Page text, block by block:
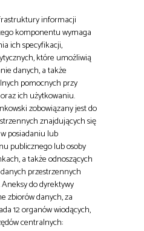
informacji
komponentu wymaga
ich specyfikacji,
które umożliwią
danych, a także
pomocnych przy
ich użytkowaniu.
zobowiązany jest do
znajdujących się
posiadaniu lub
publicznego lub osoby
a także odnoszących
przestrzennych
do dyrektywy
zbiorów danych, za
12 organów wiodących,
centralnych: